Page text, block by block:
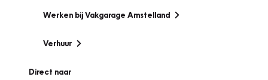
Werken bij Vakgarage Amstelland
Verhuur
Direct naar